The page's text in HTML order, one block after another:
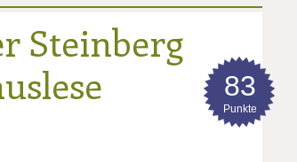
Steinberg
83
Punkte